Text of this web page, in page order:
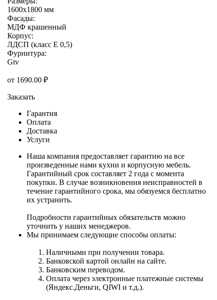
1600х1800 мм
Фасады:
МДФ крашенный
Корпус:
ЛДСП (класс E 0,5)
Фурнитура:
Gtv
от 1690.00 ₽
Заказать
Гарантия
Оплата
Доставка
Услуги
Наша компания предоставляет гарантию на все
произведенные нами кухни и корпусную мебель.
Гарантийный срок составляет 2 года с момента
покупки. В случае возникновения неисправностей в
течение гарантийного срока, мы обязуемся бесплатно
их устранить.
Подробности гарантийных обязательств можно
уточнить у наших менеджеров.
Мы принимаем следующие способы оплаты:
Наличными при получении товара.
Банковской картой онлайн на сайте.
Банковским переводом.
Оплата через электронные платежные системы
(Яндекс.Деньги, QIWI и т.д.).